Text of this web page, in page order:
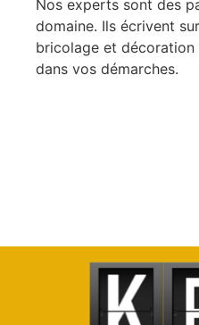
Nos experts sont des
domaine. Ils écrivent
bricolage et
dans vos démarches.